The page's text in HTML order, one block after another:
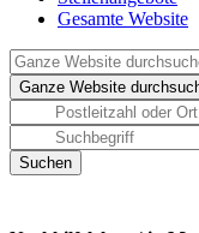
Gesamte Website